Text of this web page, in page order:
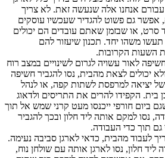
אנחנו אלה שנעשה זאת. לא צריך
אפשר גם פשוט להגדיר שעכשיו עוסקים
סרט, או שבזמן שאתם עובדים הם יכולים
תעשו משהו יחד. תכנון שיעזור להם
השעות הקרובות.
לאור עשויה לגרום לשינויים במצב רוח
יכולים לצאת מהבית, נסו להגביר חשיפה
יציאה למרפסת לשתות קפה, או לנהל
הקפידו להרים את התריסים ולדאוג
ביום חורפי ייכנסו מעט קרני שמש אל תוך
נסו למקם אותה ליד חלון ובכך להגביר
תוך כדי העבודה.
לעבוד מהבית, כדאי לארגן סביבה נעימה.
חלון, נסו לארגן אותה עם שולחן נוח,